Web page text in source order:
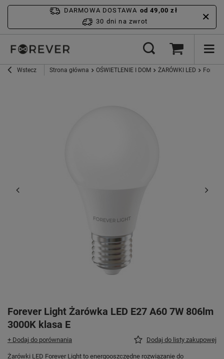
DARMOWA DOSTAWA od 49,00 zł
30 dni na zwrot
Wstecz Strona główna OŚWIETLENIE I DOM ŻARÓWKI LED
Forever Light Żarówka LED E27 A60 7W 806lm
3000K klasa E
+ Dodaj do porównania Dodaj do listy zakupowej
Żarówki LED Forever Light to energooszczędne rozwiązanie do